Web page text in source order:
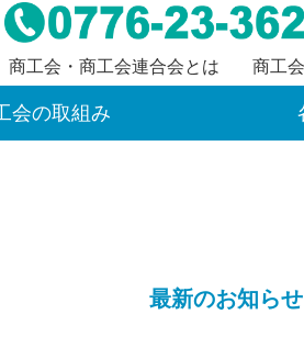
商工会・商工会連合会とは 商工
会の取組み
最新のお知らせ